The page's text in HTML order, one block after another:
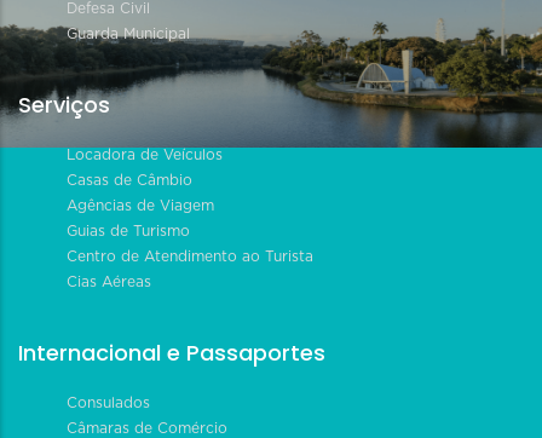
Defesa Civil
Guarda Municipal
Serviços
Locadora de Veículos
Casas de Câmbio
Agências de Viagem
Guias de Turismo
Centro de Atendimento ao Turista
Cias Aéreas
Internacional e Passaportes
Consulados
Câmaras de Comércio